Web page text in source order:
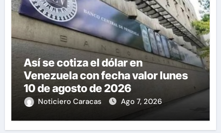
Así se cotiza el dólar en
Venezuela con fecha valor lunes
10 de agosto de 2026
Noticiero Caracas Ago 7, 2026